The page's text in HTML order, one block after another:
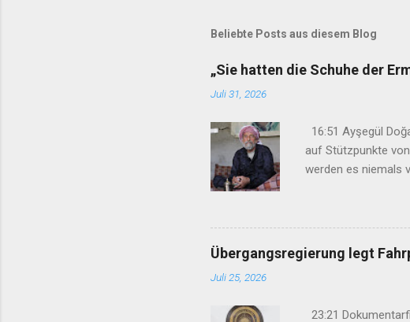
e
t
r
e
r
f
f
e
i
h
n
Beliebte Posts aus diesem Blog
„Sie hatten die Schuhe der
Juli 31, 2026
16:51 Ayşegül
auf Stützpunkte von
werden es niemals
Anteilnahme nach
Schweigen der
verweigert 13:29
Übergangsregierung legt
Juli 25, 2026
23:21